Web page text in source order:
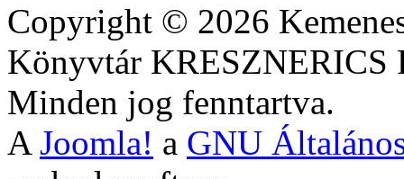
Copyright © 2026
Könyvtár
Minden jog fenntartva.
A Joomla! a GNU